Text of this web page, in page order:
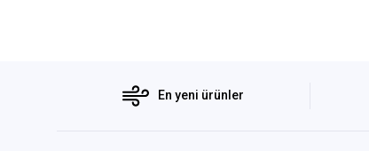
En yeni ürünler